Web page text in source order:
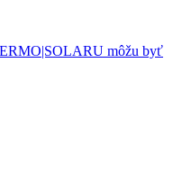
môžu byť